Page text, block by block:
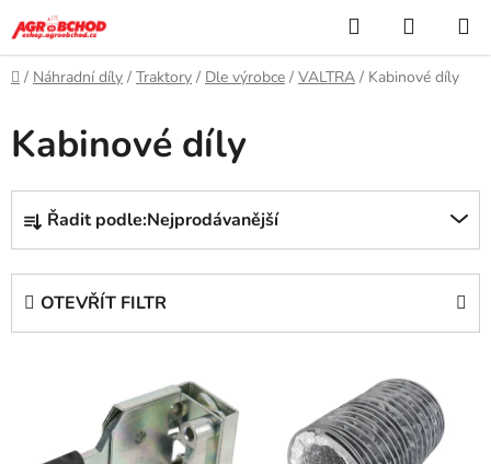
na
obsah
Hledat
KOŠÍK
Domů
/ Náhradní díly / Traktory / Dle výrobce / VALTRA / Kabinové díly
Kabinové díly
Ř
z
Řadit podle:Nejprodávanější
OTEVŘÍT FILTR